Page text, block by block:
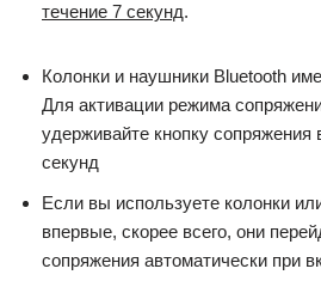
течение 7 секунд.
Колонки и наушники Bluetooth
Для активации режима
удерживайте кнопку сопряжения
секунд
Если вы используете колонки
впервые, скорее всего, они
сопряжения автоматически при